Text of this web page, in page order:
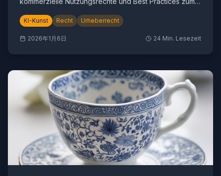
KI-Kunst Recht Urheberrecht
2026年1月6日 24 Min. Lesezeit